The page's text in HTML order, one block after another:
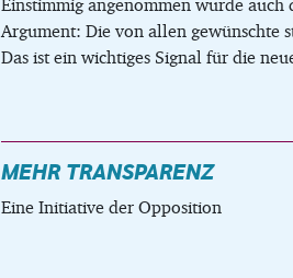
Argument: Die von allen gewünschte
Das ist ein wichtiges Signal für die
MEHR TRANSPARENZ
Eine Initiative der Opposition